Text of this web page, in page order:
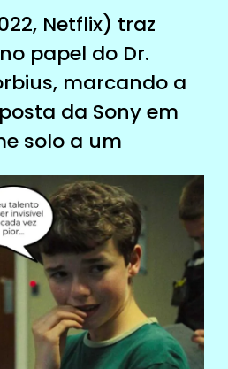
Netflix) traz
papel do Dr.
marcando a
da Sony em
solo a um